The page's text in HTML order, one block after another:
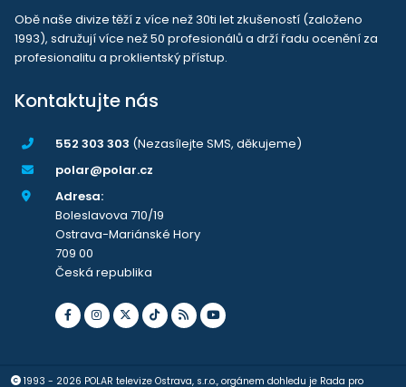
Obě naše divize těží z více než 30ti let zkušeností (založeno
1993), sdružují více než 50 profesionálů a drží řadu ocenění za
profesionalitu a proklientský přístup.
Kontaktujte nás
552 303 303 (Nezasílejte SMS, děkujeme)
polar@polar.cz
Adresa:
Boleslavova 710/19
Ostrava-Mariánské Hory
709 00
Česká republika
1993 - 2026 POLAR televize Ostrava, s.r.o., orgánem dohledu je Rada pro